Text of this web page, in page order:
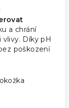
a chrání
Díky pH
poškození